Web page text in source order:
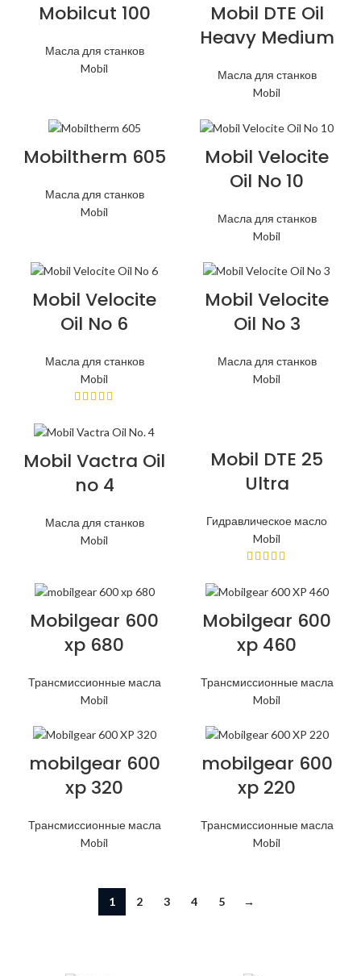
Mobilcut 100
Масла для станков
Mobil
Mobil DTE Oil
Heavy Medium
Масла для станков
Mobil
Mobiltherm 605
Масла для станков
Mobil
Mobil Velocite
Oil No 10
Масла для станков
Mobil
Mobil Velocite
Oil No 6
Масла для станков
Mobil
Mobil Velocite
Oil No 3
Масла для станков
Mobil
Mobil Vactra Oil
no 4
Масла для станков
Mobil
Mobil DTE 25
Ultra
Гидравлическое масло
Mobil
Mobilgear 600
xp 680
Трансмиссионные масла
Mobil
Mobilgear 600
xp 460
Трансмиссионные масла
Mobil
mobilgear 600
xp 320
Трансмиссионные масла
Mobil
mobilgear 600
xp 220
Трансмиссионные масла
Mobil
1 2 3 4 5 →